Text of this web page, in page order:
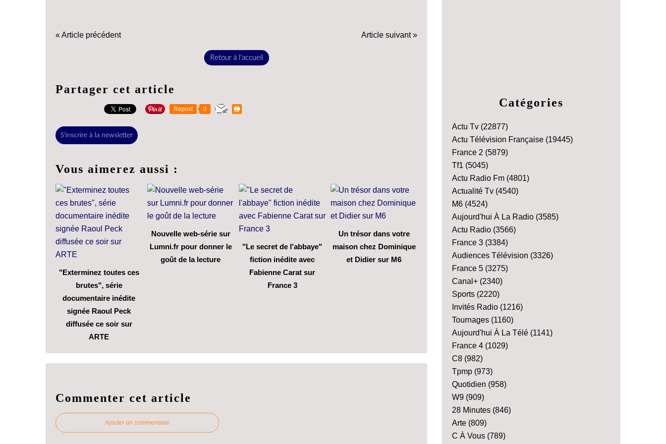
« Article précédent Article suivant »
Retour à l'accueil
Partager cet article
Repost 0
S'inscrire à la newsletter
Vous aimerez aussi :
"Exterminez toutes ces
brutes", série
documentaire inédite
signée Raoul Peck
diffusée ce soir sur
ARTE
Nouvelle web-série sur
Lumni.fr pour donner le
goût de la lecture
"Le secret de l'abbaye"
fiction inédite avec
Fabienne Carat sur
France 3
Un trésor dans votre
maison chez Dominique
et Didier sur M6
Commenter cet article
Ajouter un commentaire
Catégories
Actu Tv (22877)
Actu Télévision Française (19445)
France 2 (5879)
Tf1 (5045)
Actu Radio Fm (4801)
Actualité Tv (4540)
M6 (4524)
Aujourd'hui À La Radio (3585)
Actu Radio (3566)
France 3 (3384)
Audiences Télévision (3326)
France 5 (3275)
Canal+ (2340)
Sports (2220)
Invités Radio (1216)
Tournages (1160)
Aujourd'hui À La Télé (1141)
France 4 (1029)
C8 (982)
Tpmp (973)
Quotidien (958)
W9 (909)
28 Minutes (846)
Arte (809)
C À Vous (789)